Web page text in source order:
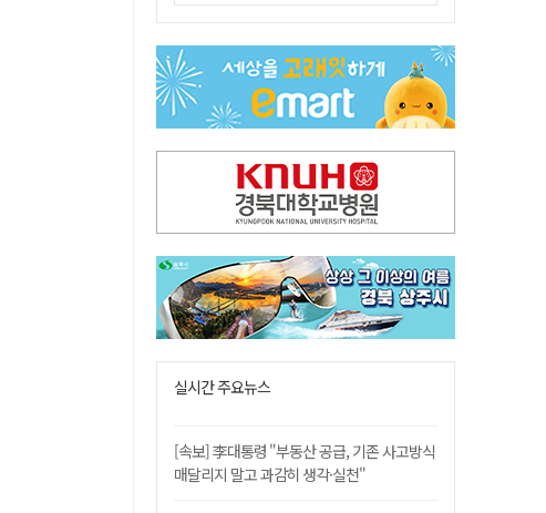
"상법개정해도 주주가 '봉'"…하이닉스 솔리다임 상장설에 술렁[개미와글와글]
이의준 전 경북도 새마을봉사과장, 제28대 울릉군 부군수 취임
정청래, 靑 겨냥... "신천지·레버리지·호남 반도체 겁박 사과하라"
실시간 주요뉴스
[속보] 李대통령 "부동산 공급, 기존 사고방식
매달리지 말고 과감히 생각·실천"